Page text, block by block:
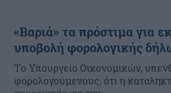
«Βαριά» τα πρόστιμα για
υποβολή φορολογικής
Tο Υπουργείο Οικονομικών,
φορολογούμενους, ότι η